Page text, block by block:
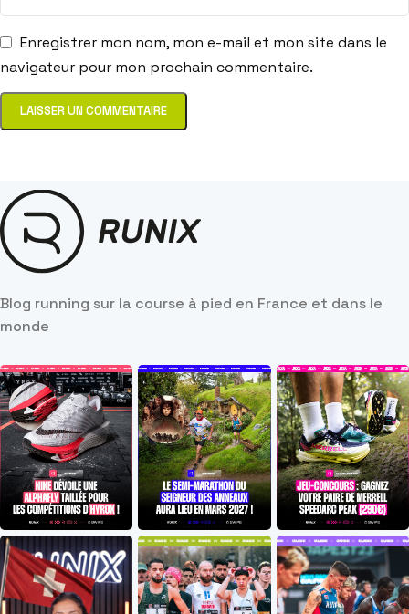
Enregistrer mon nom, mon e-mail et mon site dans le
navigateur pour mon prochain commentaire.
Blog running sur la course à pied en France et dans le
monde